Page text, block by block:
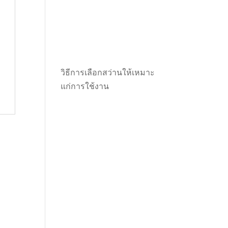
วิธีการเลือกสว่านให้เหมาะ
แก่การใช้งาน